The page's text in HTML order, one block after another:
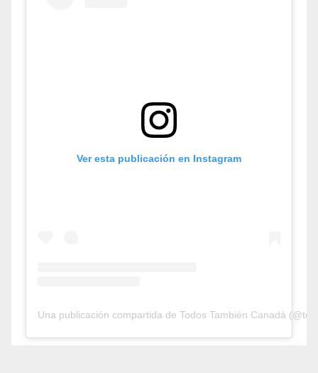
Ver esta publicación en Instagram
Una publicación compartida de Todos También Canadá